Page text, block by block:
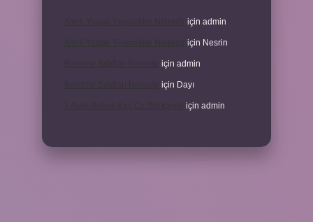
için admin
için Nesrin
için admin
için Dayı
1 Aylık Bebek Kaç Cc Süt Içmeli için admin